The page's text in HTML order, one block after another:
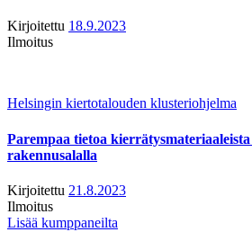
Kirjoitettu 18.9.2023
Ilmoitus
Helsingin kiertotalouden klusteriohjelma
Parempaa tietoa
rakennusalalla
Kirjoitettu 21.8.2023
Ilmoitus
Lisää kumppaneilta